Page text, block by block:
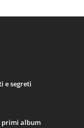
e segreti
primi album